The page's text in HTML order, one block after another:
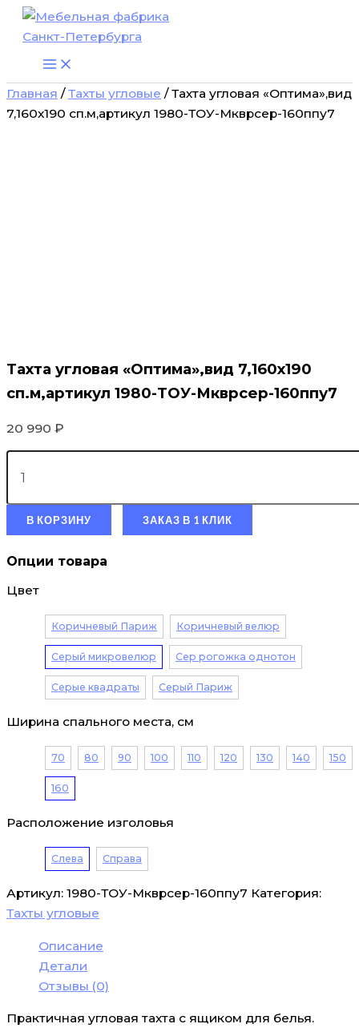
Перейти
Главная /Тахты угловые / Тахта угловая «Оптима»,вид
7,160х190 сп.м,артикул 1980-ТОУ-Мкврсер-160ппу7
Тахта угловая «Оптима»,вид 7,160х190
сп.м,артикул 1980-ТОУ-Мкврсер-160ппу7
20 990 ₽
Количество
товара
Тахта
"Оптима",вид
7,160х190
сп.м,артикул
1980-
В КОРЗИНУ ЗАКАЗ В 1 КЛИК
Опции товара
Цвет
Коричневый Париж Коричневый велюр
Серый микровелюр Сер рогожка однотон
Серые квадраты Серый Париж
Ширина спального места, см
70 80 90 100 110 120 130 140 150
160
Расположение изголовья
Слева Справа
Артикул: 1980-ТОУ-Мкврсер-160ппу7 Категория:
Тахты угловые
Описание
Детали
Отзывы (0)
Практичная угловая тахта с ящиком для белья.